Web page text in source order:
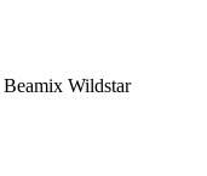
Wildstar